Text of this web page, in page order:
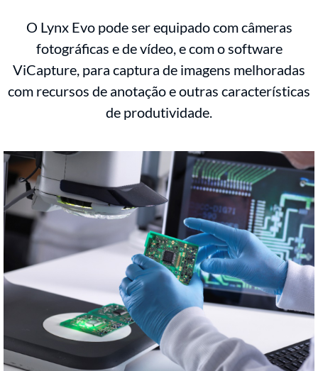
O Lynx Evo pode ser equipado com câmeras
fotográficas e de vídeo, e com o software
ViCapture, para captura de imagens melhoradas
com recursos de anotação e outras características
de produtividade.